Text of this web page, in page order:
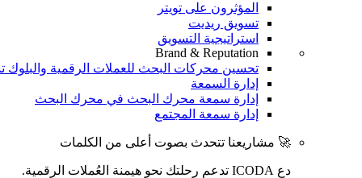
المؤثرون على تويتر
تسويق ريديت
استراتيجية التسويق
Brand & Reputation
تحسين محركات البحث للعملات الرقمية والبلوك
إدارة السمعة
إدارة سمعة محرك البحث في محرك البحث
إدارة سمعة المجتمع
🚀 مشاريعنا تتحدث بصوت أعلى من الكلمات
دع ICODA تدعم رحلتك نحو هيمنة العُملات الرقمية.